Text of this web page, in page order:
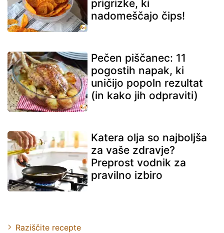
prigrizke, ki
nadomeščajo čips!
Pečen piščanec: 11
pogostih napak, ki
uničijo popoln rezultat
(in kako jih odpraviti)
Katera olja so najboljša
za vaše zdravje?
Preprost vodnik za
pravilno izbiro
Raziščite recepte